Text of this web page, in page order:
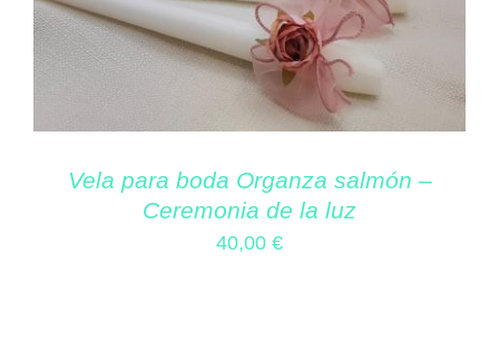
Vela para boda Organza salmón –
Ceremonia de la luz
40,00 €